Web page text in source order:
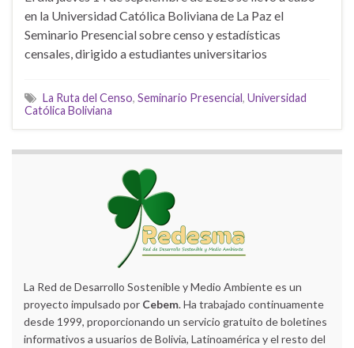
en la Universidad Católica Boliviana de La Paz el
Seminario Presencial sobre censo y estadísticas
censales, dirigido a estudiantes universitarios
La Ruta del Censo, Seminario Presencial, Universidad
Católica Boliviana
La Red de Desarrollo Sostenible y Medio Ambiente es un
proyecto impulsado por Cebem. Ha trabajado continuamente
desde 1999, proporcionando un servicio gratuito de boletines
informativos a usuarios de Bolivia, Latinoamérica y el resto del